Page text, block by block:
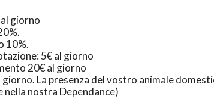
giorno
10%.
5€ al giorno
20€ al giorno
giorno. La presenza del vostro animale
nostra Dependance)